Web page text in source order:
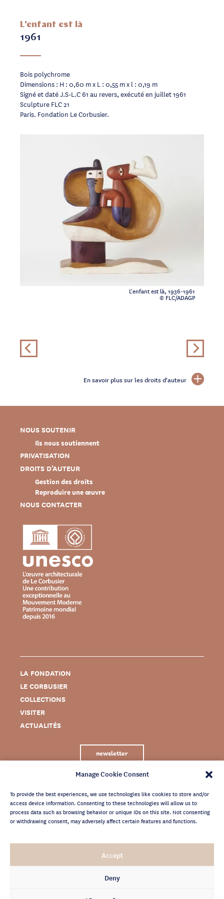
Manage Cookie Consent
To provide the best experiences, we use technologies like cookies to store and/or
access device information. Consenting to these technologies will allow us to
process data such as browsing behavior or unique IDs on this site. Not consenting
or withdrawing consent, may adversely affect certain features and functions.
Accept
Deny
L'enfant est là
1961
L'enfant est là, 1936-1961
© FLC/ADAGP
Bois polychrome
Dimensions : H : 0,60 m x L : 0,55 m x l : 0,19 m
Signé et daté J.S-L.C 61 au revers, exécuté en juillet 1961
Sculpture FLC 21
Paris. Fondation Le Corbusier.
En savoir plus sur les droits d'auteur
NOUS SOUTENIR
Ils nous soutiennent
PRIVATISATION
DROITS D’AUTEUR
Gestion des droits
Reproduire une œuvre
NOUS CONTACTER
LA FONDATION
LE CORBUSIER
COLLECTIONS
VISITER
ACTUALITÉS
newsletter
MENTIONS LÉGALES
CRÉDITS
POLITIQUE DE CONFIDENTIALITÉ
ARCHIVES NEWSLETTER